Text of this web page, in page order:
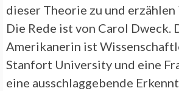
dieser Theorie zu und
Die Rede ist von Carol Dweck.
Amerikanerin ist
Stanfort University und eine
eine ausschlaggebende